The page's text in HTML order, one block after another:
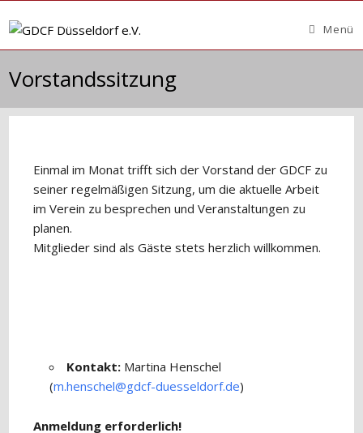
Inhalt
Menü
Vorstandssitzung
Einmal im Monat trifft sich der Vorstand der GDCF zu
seiner regelmäßigen Sitzung, um die aktuelle Arbeit
im Verein zu besprechen und Veranstaltungen zu
planen.
Mitglieder sind als Gäste stets herzlich willkommen.
Kontakt: Martina Henschel
(m.henschel@gdcf-duesseldorf.de)
Anmeldung erforderlich!